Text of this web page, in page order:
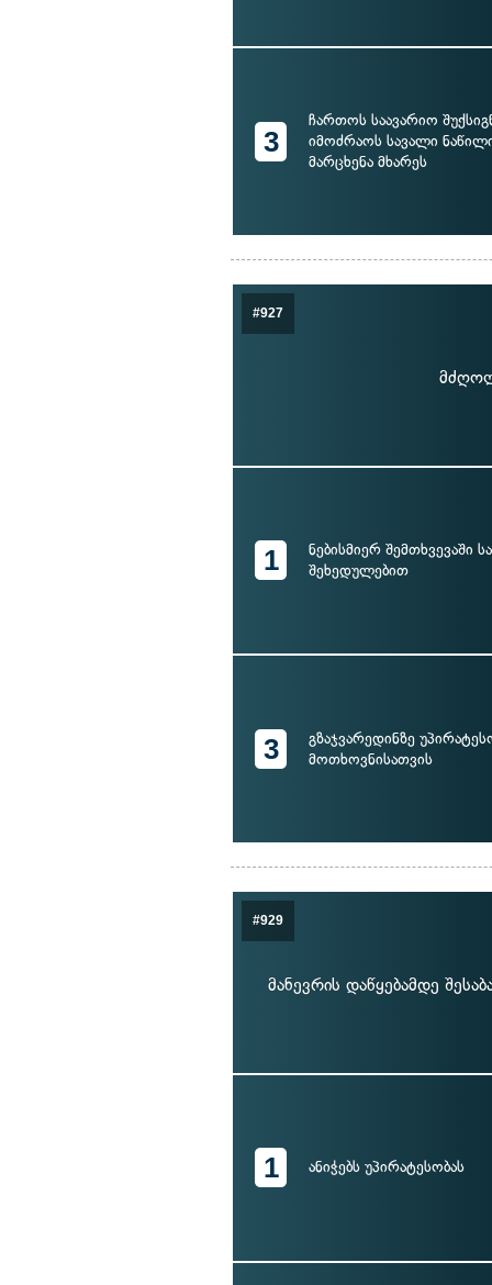
3
ჩართოს საავარიო
იმოძრაოს სავალი
მარცხენა მხარეს
#927
1
ნებისმიერ შემთხვევაში
შეხედულებით
3
გზაჯვარედინზე
მოთხოვნისათვის
#929
მანევრის დაწყებამდე
1 ანიჭებს უპირატესობას